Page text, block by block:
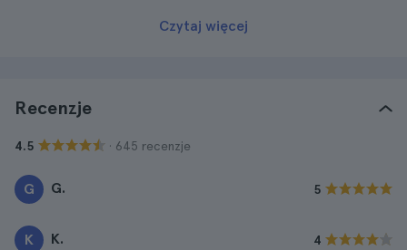
Czytaj więcej
Recenzje
4.5 · 645 recenzje
G G. 5
K K. 4